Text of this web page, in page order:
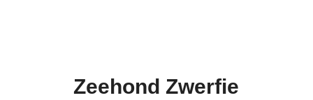
Zeehond Zwerfie